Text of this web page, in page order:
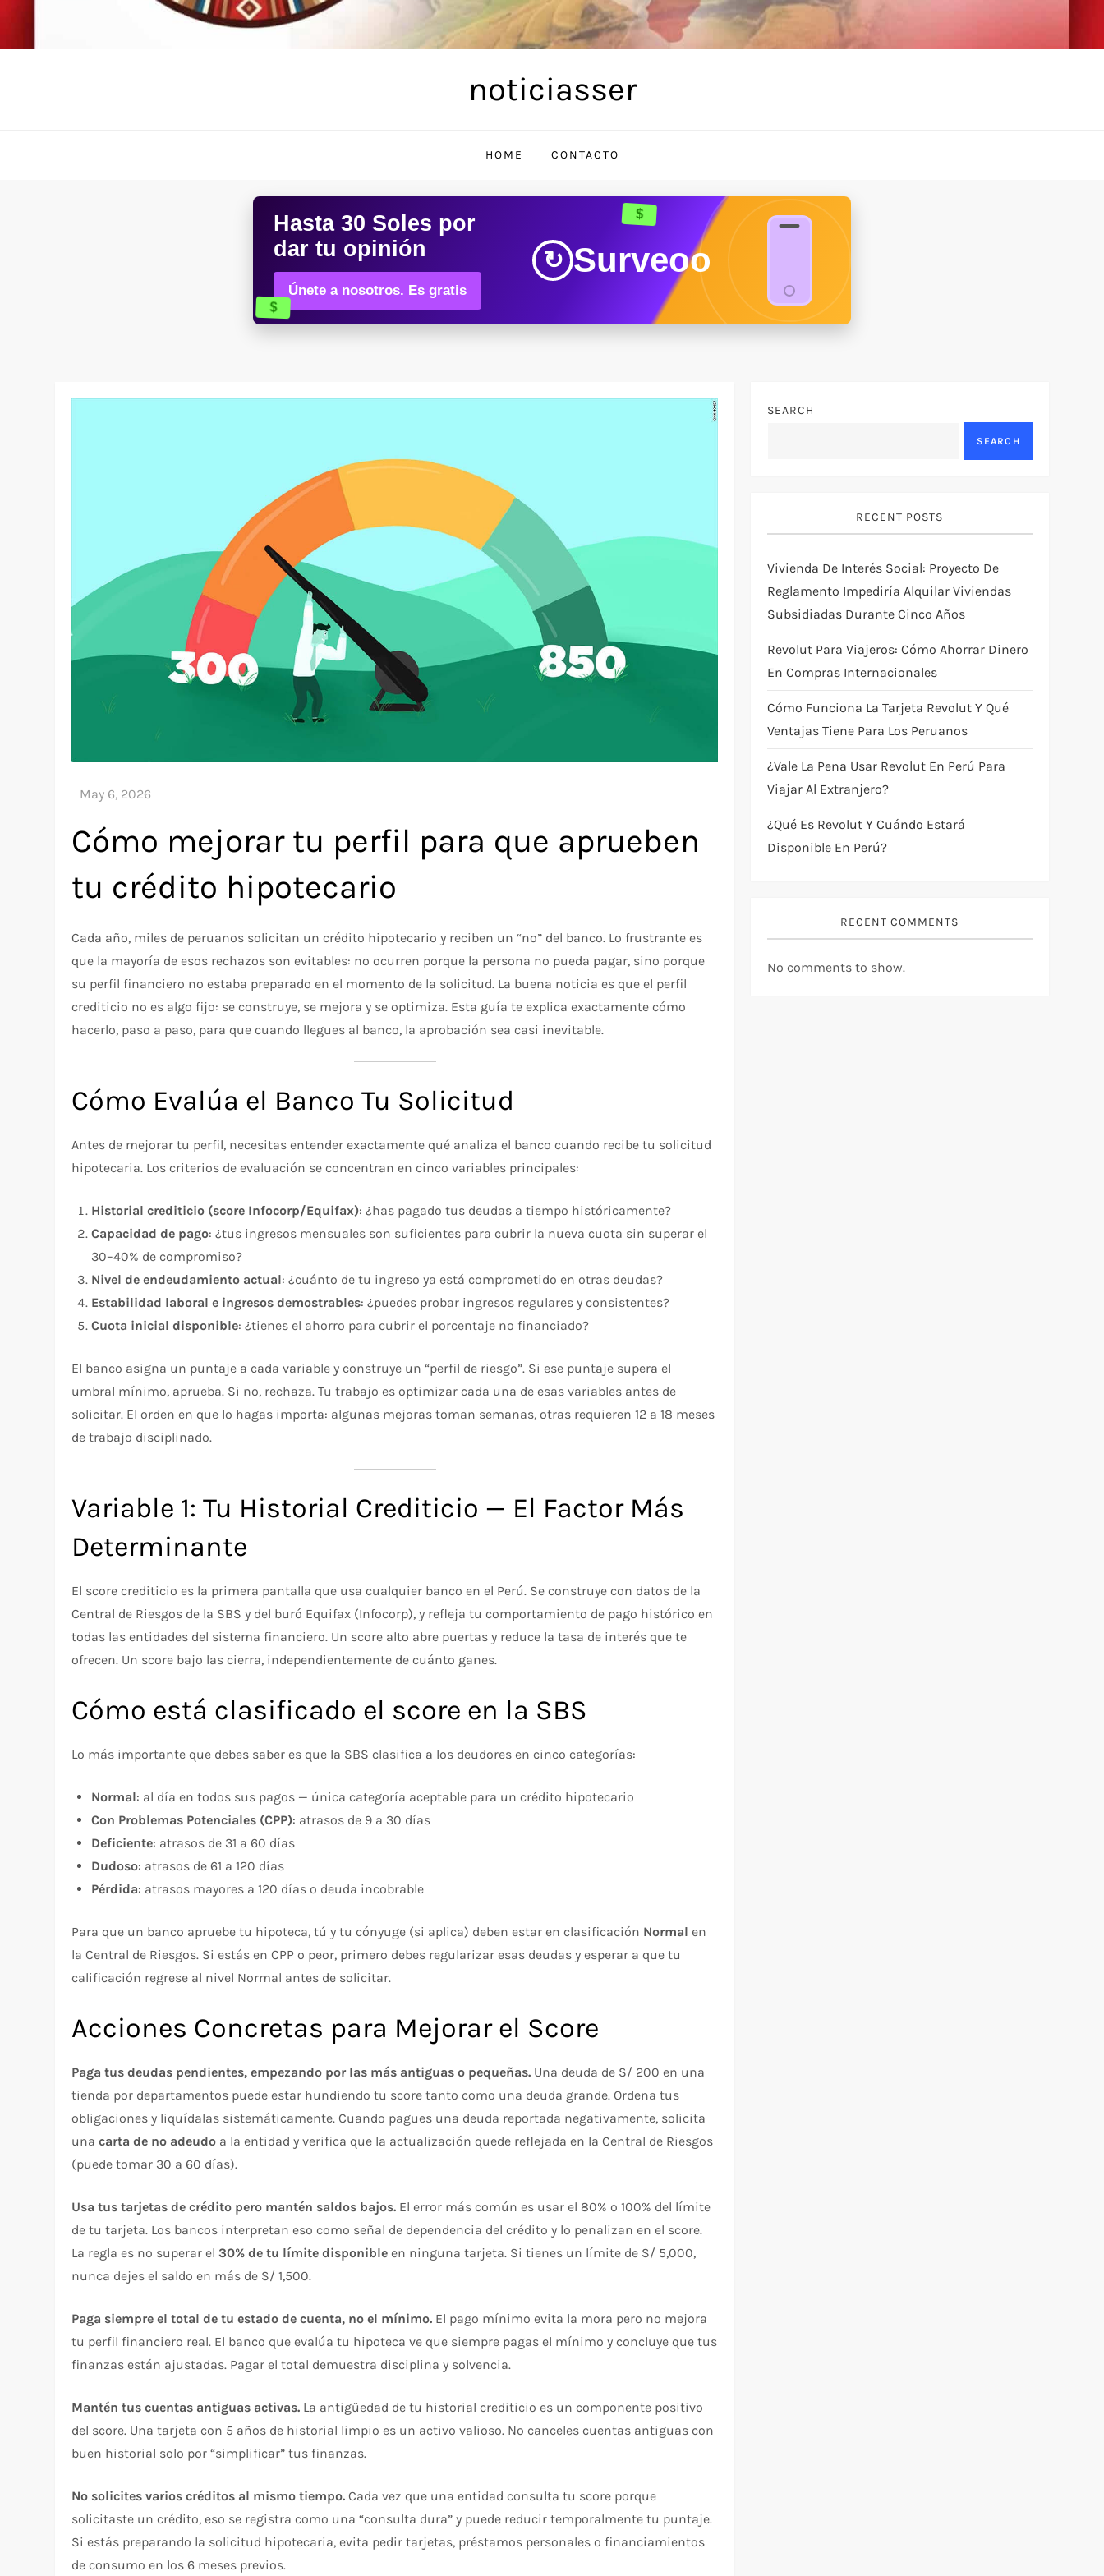
noticiasser
HOME CONTACTO
$
$
Hasta 30 Soles por
dar tu opinión
Únete a nosotros. Es gratis
↻ Surveoo
Cómo mejorar tu perfil para que aprueben
tu crédito hipotecario
Cada año, miles de peruanos solicitan un crédito hipotecario y reciben un “no” del banco. Lo frustrante es
que la mayoría de esos rechazos son evitables: no ocurren porque la persona no pueda pagar, sino porque
su perfil financiero no estaba preparado en el momento de la solicitud. La buena noticia es que el perfil
crediticio no es algo fijo: se construye, se mejora y se optimiza. Esta guía te explica exactamente cómo
hacerlo, paso a paso, para que cuando llegues al banco, la aprobación sea casi inevitable.
Cómo Evalúa el Banco Tu Solicitud
Antes de mejorar tu perfil, necesitas entender exactamente qué analiza el banco cuando recibe tu solicitud
hipotecaria. Los criterios de evaluación se concentran en cinco variables principales:
Historial crediticio (score Infocorp/Equifax): ¿has pagado tus deudas a tiempo históricamente?
Capacidad de pago: ¿tus ingresos mensuales son suficientes para cubrir la nueva cuota sin superar el
30–40% de compromiso?
Nivel de endeudamiento actual: ¿cuánto de tu ingreso ya está comprometido en otras deudas?
Estabilidad laboral e ingresos demostrables: ¿puedes probar ingresos regulares y consistentes?
Cuota inicial disponible: ¿tienes el ahorro para cubrir el porcentaje no financiado?
El banco asigna un puntaje a cada variable y construye un “perfil de riesgo”. Si ese puntaje supera el
umbral mínimo, aprueba. Si no, rechaza. Tu trabajo es optimizar cada una de esas variables antes de
solicitar. El orden en que lo hagas importa: algunas mejoras toman semanas, otras requieren 12 a 18 meses
de trabajo disciplinado.
Variable 1: Tu Historial Crediticio — El Factor Más
Determinante
El score crediticio es la primera pantalla que usa cualquier banco en el Perú. Se construye con datos de la
Central de Riesgos de la SBS y del buró Equifax (Infocorp), y refleja tu comportamiento de pago histórico en
todas las entidades del sistema financiero. Un score alto abre puertas y reduce la tasa de interés que te
ofrecen. Un score bajo las cierra, independientemente de cuánto ganes.
Cómo está clasificado el score en la SBS
Lo más importante que debes saber es que la SBS clasifica a los deudores en cinco categorías:
Normal: al día en todos sus pagos — única categoría aceptable para un crédito hipotecario
Con Problemas Potenciales (CPP): atrasos de 9 a 30 días
Deficiente: atrasos de 31 a 60 días
Dudoso: atrasos de 61 a 120 días
Pérdida: atrasos mayores a 120 días o deuda incobrable
Para que un banco apruebe tu hipoteca, tú y tu cónyuge (si aplica) deben estar en clasificación Normal en
la Central de Riesgos. Si estás en CPP o peor, primero debes regularizar esas deudas y esperar a que tu
calificación regrese al nivel Normal antes de solicitar.
Acciones Concretas para Mejorar el Score
Paga tus deudas pendientes, empezando por las más antiguas o pequeñas. Una deuda de S/ 200 en una
tienda por departamentos puede estar hundiendo tu score tanto como una deuda grande. Ordena tus
obligaciones y liquídalas sistemáticamente. Cuando pagues una deuda reportada negativamente, solicita
unacarta de no adeudo a la entidad y verifica que la actualización quede reflejada en la Central de Riesgos
(puede tomar 30 a 60 días).
Usa tus tarjetas de crédito pero mantén saldos bajos. El error más común es usar el 80% o 100% del límite
de tu tarjeta. Los bancos interpretan eso como señal de dependencia del crédito y lo penalizan en el score.
La regla es no superar el30% de tu límite disponible en ninguna tarjeta. Si tienes un límite de S/ 5,000,
nunca dejes el saldo en más de S/ 1,500.
Paga siempre el total de tu estado de cuenta, no el mínimo. El pago mínimo evita la mora pero no mejora
tu perfil financiero real. El banco que evalúa tu hipoteca ve que siempre pagas el mínimo y concluye que tus
finanzas están ajustadas. Pagar el total demuestra disciplina y solvencia.
Mantén tus cuentas antiguas activas. La antigüedad de tu historial crediticio es un componente positivo
del score. Una tarjeta con 5 años de historial limpio es un activo valioso. No canceles cuentas antiguas con
buen historial solo por “simplificar” tus finanzas.
No solicites varios créditos al mismo tiempo. Cada vez que una entidad consulta tu score porque
solicitaste un crédito, eso se registra como una “consulta dura” y puede reducir temporalmente tu puntaje.
Si estás preparando la solicitud hipotecaria, evita pedir tarjetas, préstamos personales o financiamientos
de consumo en los 6 meses previos.
SEARCH
SEARCH
RECENT POSTS
Vivienda De Interés Social: Proyecto De
Reglamento Impediría Alquilar Viviendas
Subsidiadas Durante Cinco Años
Revolut Para Viajeros: Cómo Ahorrar Dinero
En Compras Internacionales
Cómo Funciona La Tarjeta Revolut Y Qué
Ventajas Tiene Para Los Peruanos
¿Vale La Pena Usar Revolut En Perú Para
Viajar Al Extranjero?
¿Qué Es Revolut Y Cuándo Estará
Disponible En Perú?
RECENT COMMENTS
No comments to show.